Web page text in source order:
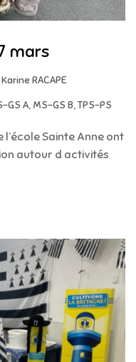
mars
Karine RACAPE
GS A, MS-GS B,TPS-PS
l’école Sainte Anne ont
autour d activités